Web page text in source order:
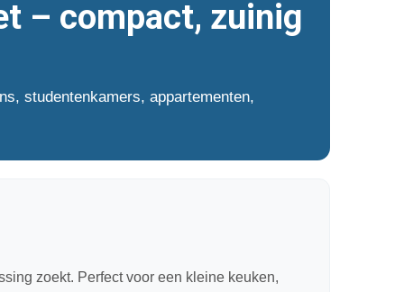
– compact, zuinig
studentenkamers, appartementen,
zoekt. Perfect voor een kleine keuken,